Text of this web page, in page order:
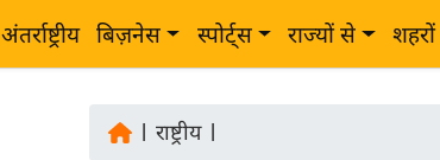
अंतर्राष्ट्रीय बिज़नेस स्पोर्ट्स राज्यों से
राष्ट्रीय|